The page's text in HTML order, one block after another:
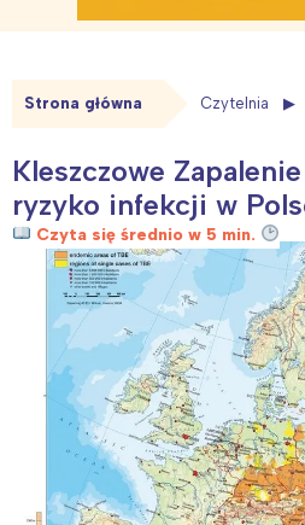
Strona główna Czytelnia
Kleszczowe
ryzyko infekcji w
Czyta się średnio w 5 min.